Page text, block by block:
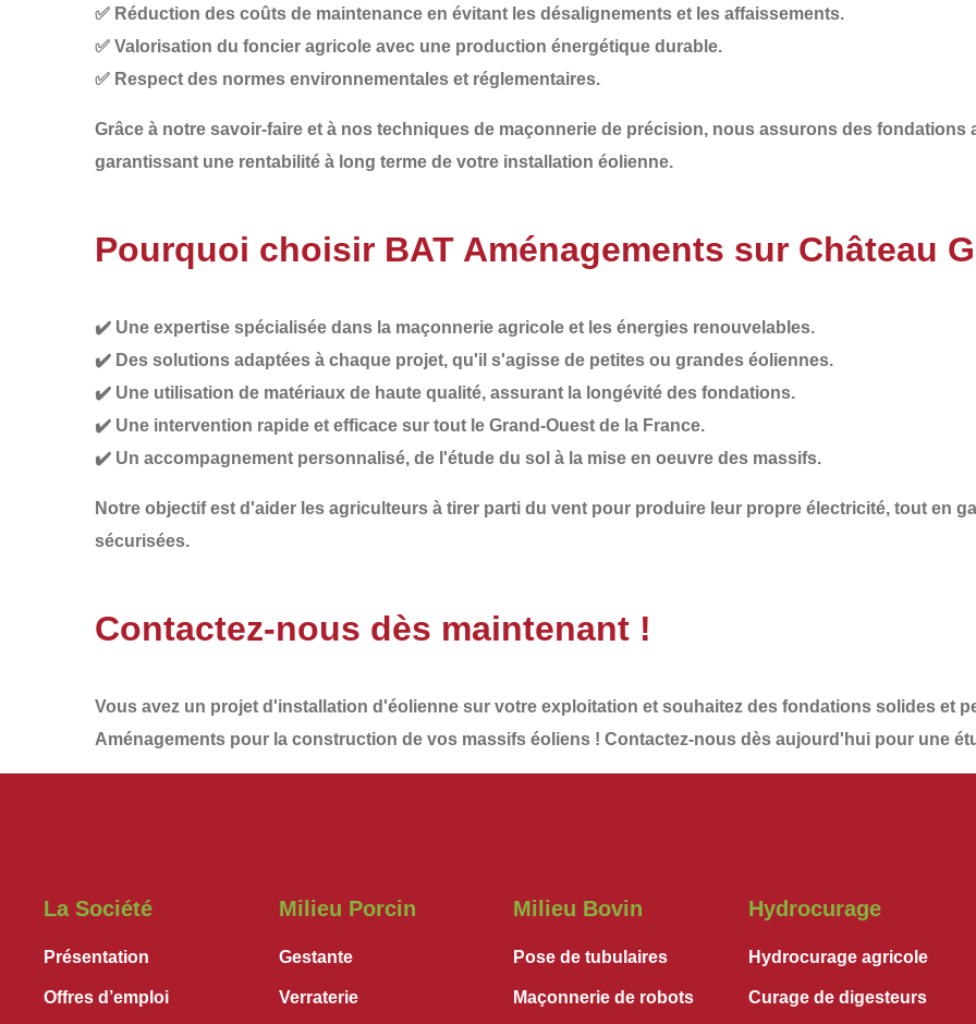
✅ Réduction des coûts de maintenance en évitant les désalignements et les affaissements.
✅ Valorisation du foncier agricole avec une production énergétique durable.
✅ Respect des normes environnementales et réglementaires.
Grâce à notre savoir-faire et à nos techniques de maçonnerie de précision, nous assurons des fondations
garantissant une rentabilité à long terme de votre installation éolienne.
Pourquoi choisir BAT Aménagements sur Château
✔️ Une expertise spécialisée dans la maçonnerie agricole et les énergies renouvelables.
✔️ Des solutions adaptées à chaque projet, qu'il s'agisse de petites ou grandes éoliennes.
✔️ Une utilisation de matériaux de haute qualité, assurant la longévité des fondations.
✔️ Une intervention rapide et efficace sur tout le Grand-Ouest de la France.
✔️ Un accompagnement personnalisé, de l'étude du sol à la mise en oeuvre des massifs.
Notre objectif est d'aider les agriculteurs à tirer parti du vent pour produire leur propre électricité, tout en
sécurisées.
Contactez-nous dès maintenant !
Vous avez un projet d'installation d'éolienne sur votre exploitation et souhaitez des fondations solides et
Aménagements pour la construction de vos massifs éoliens ! Contactez-nous dès aujourd'hui pour une
La Société
Présentation
Offres d’emploi
Milieu Porcin
Gestante
Verraterie
Milieu Bovin
Pose de tubulaires
Maçonnerie de robots
Hydrocurage
Hydrocurage agricole
Curage de digesteurs